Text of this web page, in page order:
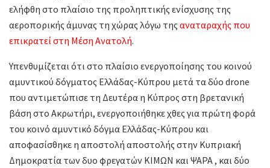
ελήφθη στο πλαίσιο της προληπτικής ενίσχυσης της
αεροπορικής άμυνας τη χώρας λόγω τηςαναταραχής που
επικρατεί στη Μέση Ανατολή.
Υπενθυμίζεται ότι στο πλαίσιο ενεργοποίησης του κοινού
αμυντικού δόγματος Ελλάδας-Κύπρου μετά τα δύο drone
που αντιμετώπισε τη Δευτέρα η Κύπρος στη βρετανική
βάση στο Ακρωτήρι, ενεργοποιήθηκε χθες για πρώτη φορά
του κοινό αμυντικό δόγμα Ελλάδας-Κύπρου και
αποφασίσθηκε η αποστολή αποστολής στην Κυπριακή
Δημοκρατία των δυο φρεγατών ΚΙΜΩΝ και ΨΑΡΑ , και δύο